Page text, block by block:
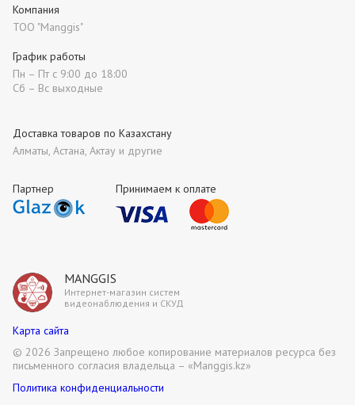
MANGGIS
Интернет-магазин систем
видеонаблюдения и СКУД
Партнер Принимаем к оплате
Компания
ТОО "Manggis"
Доставка товаров по Казахстану
Алматы, Астана, Актау и другие
График работы
Пн – Пт с 9:00 до 18:00
Сб – Вс выходные
Карта сайта
Политика конфиденциальности
© 2026 Запрещено любое копирование материалов ресурса без
письменного согласия владельца – «Manggis.kz»